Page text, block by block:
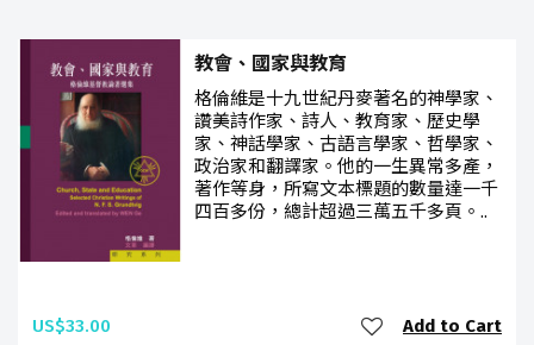
教會、國家與教育
格倫維是十九世紀丹麥著名的神學家、
讚美詩作家、詩人、教育家、歷史學
家、神話學家、古語言學家、哲學家、
政治家和翻譯家。他的一生異常多產，
著作等身，所寫文本標題的數量達一千
四百多份，總計超過三萬五千多頁。..
US$33.00 Add to Cart